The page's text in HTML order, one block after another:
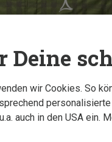
Deine
wir Cookies. So
auch in den USA ein.